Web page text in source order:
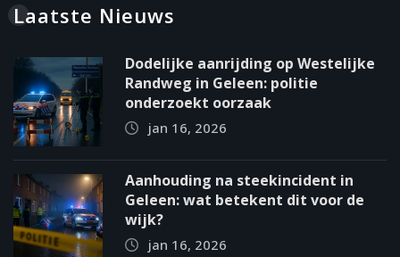
Laatste Nieuws
Dodelijke aanrijding op Westelijke
Randweg in Geleen: politie
onderzoekt oorzaak
jan 16, 2026
Aanhouding na steekincident in
Geleen: wat betekent dit voor de
wijk?
jan 16, 2026